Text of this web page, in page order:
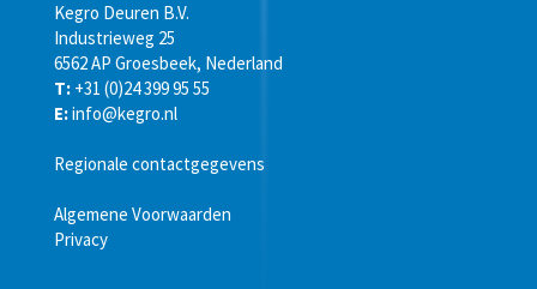
Kegro Deuren B.V.
Industrieweg 25
6562 AP Groesbeek, Nederland
T: +31 (0)24 399 95 55
E:info@kegro.nl
Regionale contactgegevens
Algemene Voorwaarden
Privacy